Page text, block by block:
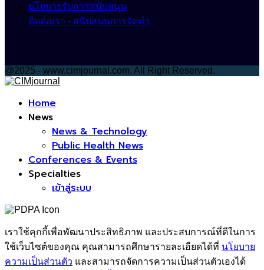
นโยบายรับการสนับสนุน
ติดต่อเรา - สนับสนุนการจัดทำ
@2025 - www.cimjournal.com. All Right Reserved.
Home
News
News & Technology
Public Health News
Conferences & Events
Specialties
เข้าสู่ระบบ
เราใช้คุกกี้เพื่อพัฒนาประสิทธิภาพ และประสบการณ์ที่ดีในการ
ใช้เว็บไซต์ของคุณ คุณสามารถศึกษารายละเอียดได้ที่ นโยบาย
ความเป็นส่วนตัว และสามารถจัดการความเป็นส่วนตัวเองได้